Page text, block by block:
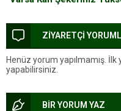
Almalısınız
ZİYARETÇİ
Henüz yorum yapılmamış. İlk
yapabilirsiniz.
BİR YORUM YAZ